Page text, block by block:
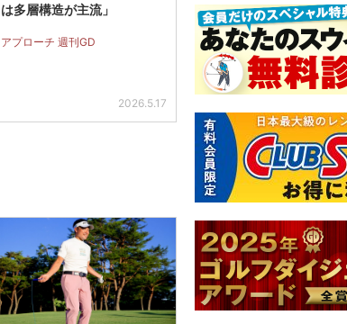
は多層構造が主流」
アプローチ 週刊GD
2026.5.17